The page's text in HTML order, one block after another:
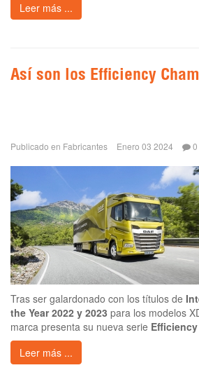
Leer más ...
Así son los Efficiency
Publicado en Fabricantes Enero 03 2024 0
Tras ser galardonado con los títulos de
the Year 2022 y 2023 para los modelos
marca presenta su nueva serie
Leer más ...